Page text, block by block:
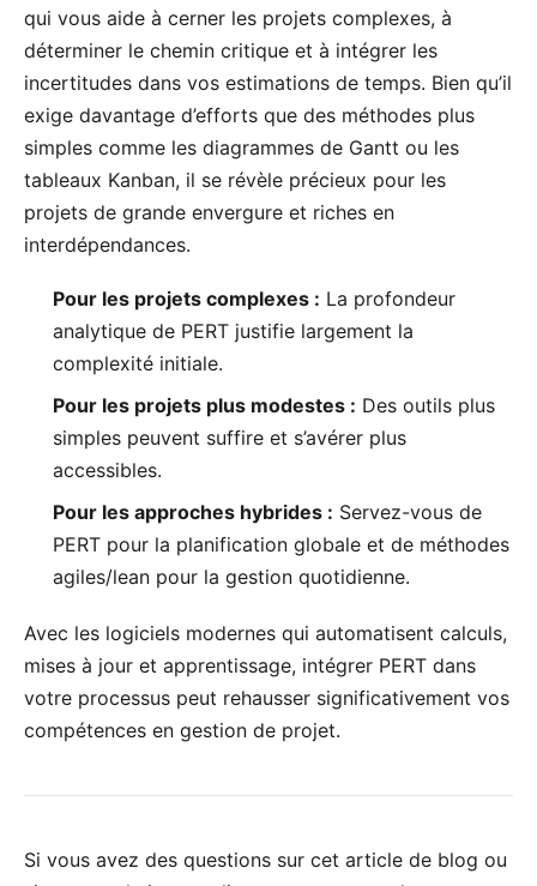
qui vous aide à cerner les projets complexes, à
déterminer le chemin critique et à intégrer les
incertitudes dans vos estimations de temps. Bien qu’il
exige davantage d’efforts que des méthodes plus
simples comme les diagrammes de Gantt ou les
tableaux Kanban, il se révèle précieux pour les
projets de grande envergure et riches en
interdépendances.
Pour les projets complexes : La profondeur
analytique de PERT justifie largement la
complexité initiale.
Pour les projets plus modestes : Des outils plus
simples peuvent suffire et s’avérer plus
accessibles.
Pour les approches hybrides : Servez-vous de
PERT pour la planification globale et de méthodes
agiles/lean pour la gestion quotidienne.
Avec les logiciels modernes qui automatisent calculs,
mises à jour et apprentissage, intégrer PERT dans
votre processus peut rehausser significativement vos
compétences en gestion de projet.
Si vous avez des questions sur cet article de blog ou